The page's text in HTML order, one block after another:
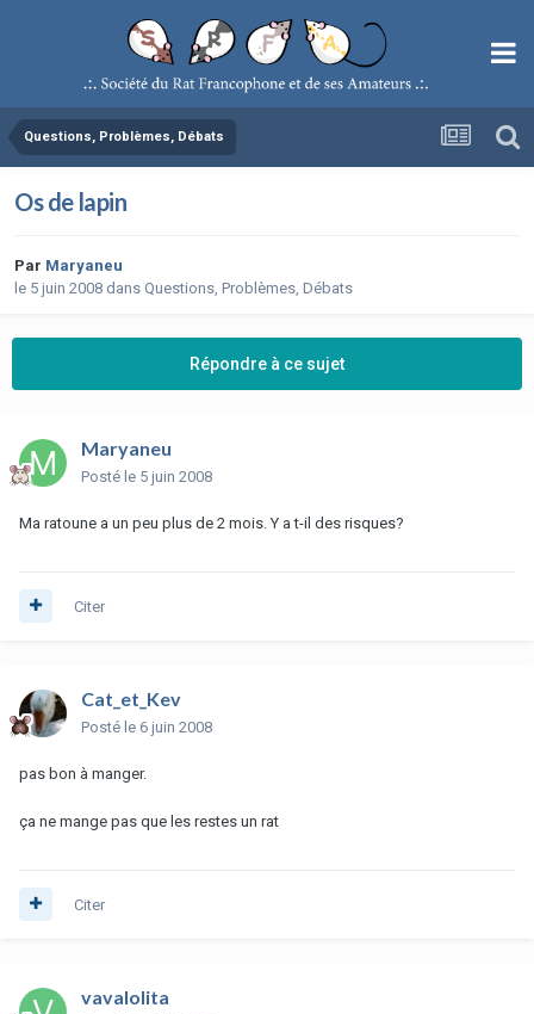
Questions, Problèmes, Débats
Os de lapin
Par Maryaneu
le 5 juin 2008 dans Questions, Problèmes, Débats
Répondre à ce sujet
Maryaneu
Posté le 5 juin 2008
Ma ratoune a un peu plus de 2 mois. Y a t-il des risques?
Citer
Cat_et_Kev
Posté le 6 juin 2008
pas bon à manger.
ça ne mange pas que les restes un rat
Citer
vavalolita